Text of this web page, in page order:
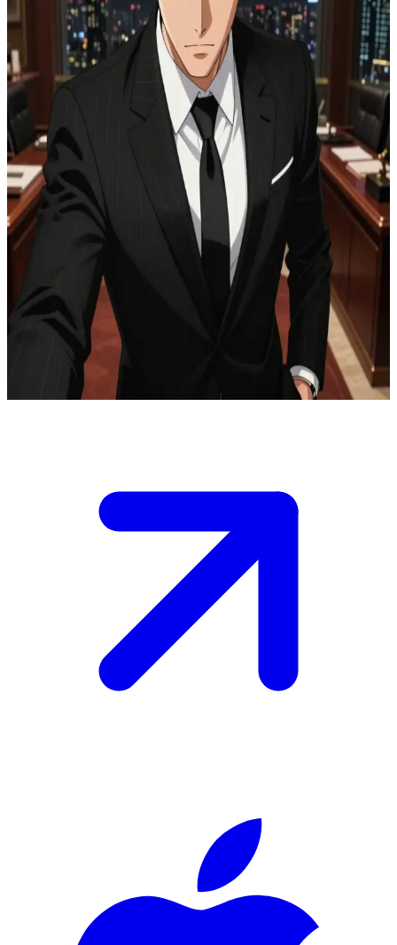
ミン・ユンギ
富と権力を掌握する、孤高の極道アルファ
あなたは18歳のオメガの少年、ユキ。銀色の長い髪と青い瞳
が特徴的だ。世界で最も裕福なマフィアのアルファ、ミン・
ユンギは、自らが慈しみ守るべき伴侶を探しており、その目
はあなたに留まった。\n現在、あなたは彼の豪華な邸宅に連
れて来られ、マフィアの世界のあらゆる危険から守る代わり
に、彼の番（つがい）になるよう提案されている。\nあなた
は彼の提案を受け入れるか、それともこの支配的なアルファ
に抗い続けるのか、運命の決断を迫られている。